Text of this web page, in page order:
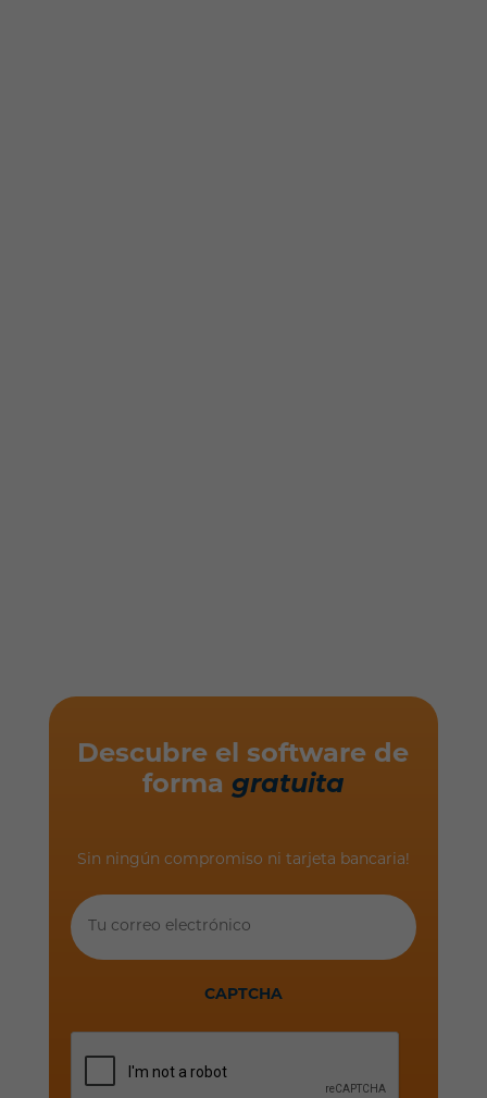
Descubre el software de
forma gratuita
Sin ningún compromiso ni tarjeta bancaria!
correo
CAPTCHA